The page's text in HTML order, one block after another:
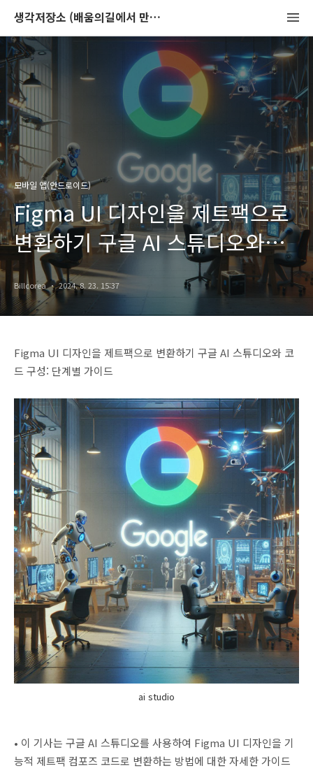
생각저장소 (배움의길에서 만나는 이야기)
모바일 앱(안드로이드)
Figma UI 디자인을 제트팩으로
변환하기 구글 AI 스튜디오와
코드 구성: 단계별 가이드 ... 퍼옴
Billcorea 2024. 8. 23. 15:37
Figma UI 디자인을 제트팩으로 변환하기 구글 AI 스튜디오와 코
드 구성: 단계별 가이드
ai studio
• 이 기사는 구글 AI 스튜디오를 사용하여 Figma UI 디자인을 기
능적 제트팩 컴포즈 코드로 변환하는 방법에 대한 자세한 가이드